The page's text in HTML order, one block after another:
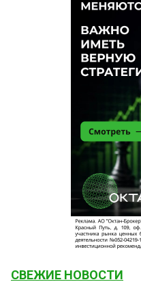
СВЕЖИЕ НОВОСТИ